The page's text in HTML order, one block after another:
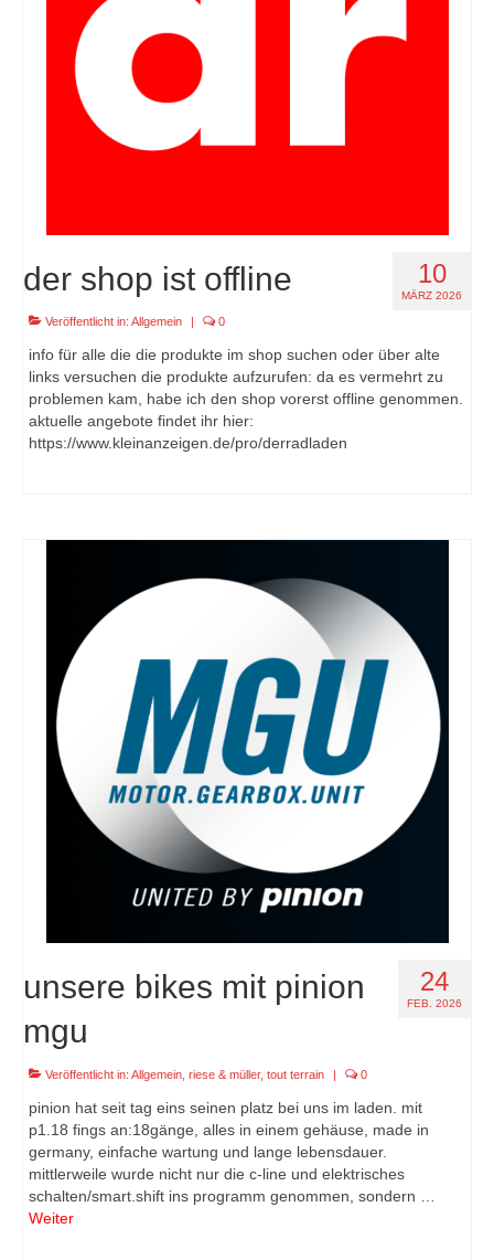
10
MÄRZ 2026
der shop ist offline
Veröffentlicht in: Allgemein 0
info für alle die die produkte im shop suchen oder über alte
links versuchen die produkte aufzurufen: da es vermehrt zu
problemen kam, habe ich den shop vorerst offline genommen.
aktuelle angebote findet ihr hier:
https://www.kleinanzeigen.de/pro/derradladen
24
FEB. 2026
unsere bikes mit pinion
mgu
Veröffentlicht in: Allgemein riese & müller, tout terrain | 0
pinion hat seit tag eins seinen platz bei uns im laden. mit
p1.18 fings an:18gänge, alles in einem gehäuse, made in
germany, einfache wartung und lange lebensdauer.
mittlerweile wurde nicht nur die c-line und elektrisches
schalten/smart.shift ins programm genommen, sondern …
Weiter